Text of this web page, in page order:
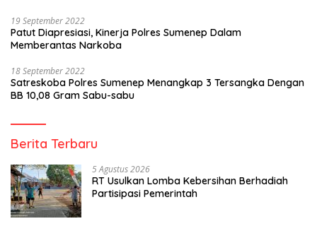
19 September 2022
Patut Diapresiasi, Kinerja Polres Sumenep Dalam
Memberantas Narkoba
18 September 2022
Satreskoba Polres Sumenep Menangkap 3 Tersangka Dengan
BB 10,08 Gram Sabu-sabu
Berita Terbaru
5 Agustus 2026
RT Usulkan Lomba Kebersihan Berhadiah
Partisipasi Pemerintah